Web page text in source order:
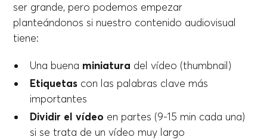
ser grande, pero podemos empezar
planteándonos si nuestro contenido audiovisual
tiene:
Una buena miniatura del vídeo (thumbnail)
Etiquetas con las palabras clave más
importantes
Dividir el vídeo en partes (9-15 min cada una)
si se trata de un vídeo muy largo